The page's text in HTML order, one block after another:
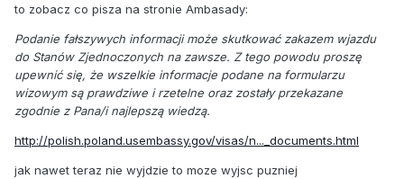
to zobacz co pisza na stronie Ambasady:
Podanie fałszywych informacji może skutkować zakazem wjazdu
do Stanów Zjednoczonych na zawsze. Z tego powodu proszę
upewnić się, że wszelkie informacje podane na formularzu
wizowym są prawdziwe i rzetelne oraz zostały przekazane
zgodnie z Pana/i najlepszą wiedzą.
http://polish.poland.usembassy.gov/visas/n..._documents.html
jak nawet teraz nie wyjdzie to moze wyjsc puzniej